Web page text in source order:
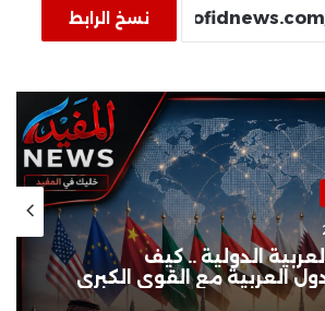
نسخ الرابط
الدولية .. كيف
العربية مع القوى الكبرى